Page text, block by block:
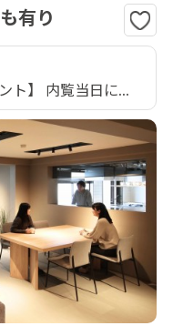
有り
ト】 内覧当日に...